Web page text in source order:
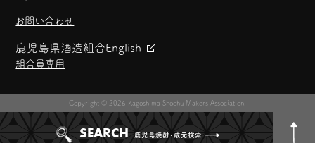
お問い合わせ
鹿児島県酒造組合English
組合員専用
Copyright © 2026 Kagoshima Shochu Makers Association.
SEARCH 鹿児島焼酎・蔵元検索